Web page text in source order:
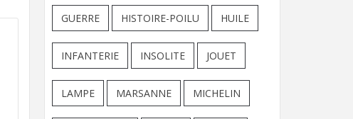
GUERRE HISTOIRE-POILU HUILE
INFANTERIE INSOLITE JOUET
LAMPE MARSANNE MICHELIN